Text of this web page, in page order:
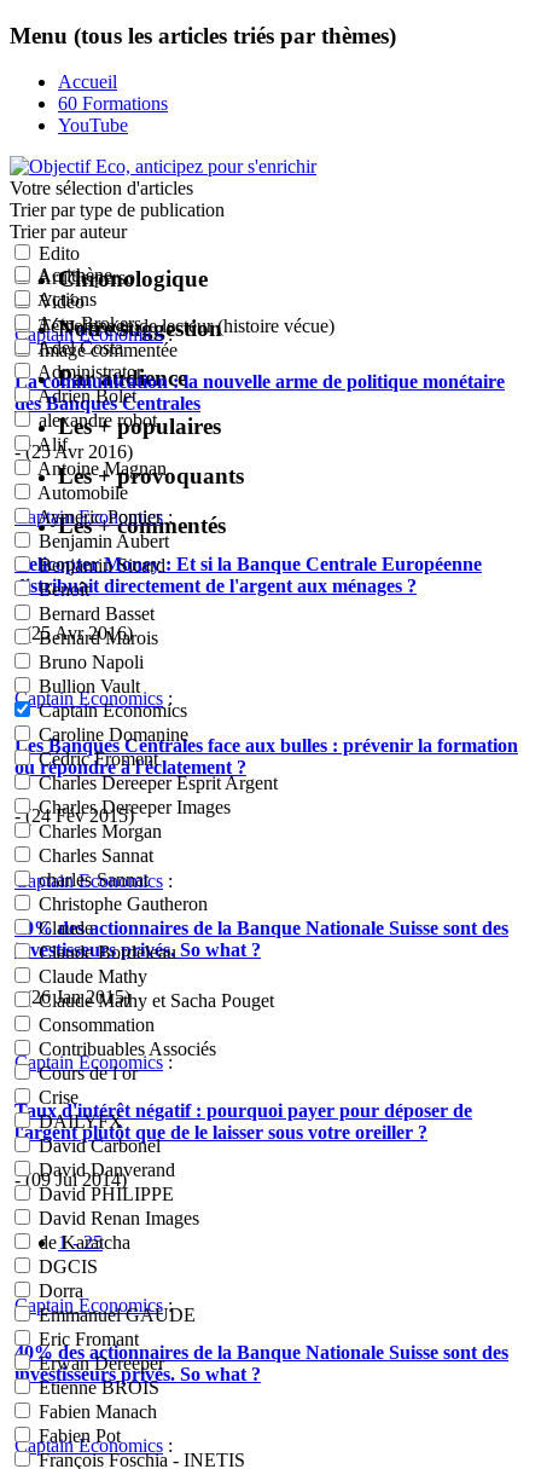
Menu (tous les articles triés par thèmes)
Accueil
60 Formations
YouTube
Votre sélection d'articles
Trier par type de publication
Edito
Article perso
Vidéo
Témoignage de lecteur (histoire vécue)
Image commentée
Trier par auteur
Acrithène
Actions
Actu-Brokers
Adel Costa
Administrator
Adrien Bolet
alexandre robot
Alif
Antoine Magnan
Automobile
Aymeric Pontier
Benjamin Aubert
Benjamin Sicard
Benoît
Bernard Basset
Bernard Marois
Bruno Napoli
Bullion Vault
Captain Economics
Caroline Domanine
Cédric Froment
Charles Dereeper Esprit Argent
Charles Dereeper Images
Charles Morgan
Charles Sannat
charles Sannat
Christophe Gautheron
Claude
Claude Bordeleau
Claude Mathy
Claude Mathy et Sacha Pouget
Consommation
Contribuables Associés
Cours de l or
Crise
DAILYFX
David Carbonel
David Danverand
David PHILIPPE
David Renan Images
de Karatcha
DGCIS
Dorra
Emmanuel GAUDE
Eric Fromant
Erwan Dereeper
Etienne BROIS
Fabien Manach
Fabien Pot
François Foschia - INETIS
Chronologique
Notre suggestion
Par audience
Les + populaires
Les + provoquants
Les + commentés
Captain Economics:
La communication : la nouvelle arme de politique monétaire
des Banques Centrales
- (25 Avr 2016)
Captain Economics :
Helicopter Money : Et si la Banque Centrale Européenne
distribuait directement de l'argent aux ménages ?
- (25 Avr 2016)
Captain Economics :
Les Banques Centrales face aux bulles : prévenir la formation
ou répondre à l'éclatement ?
- (24 Fév 2015)
Captain Economics :
40% des actionnaires de la Banque Nationale Suisse sont des
investisseurs privés. So what ?
- (26 Jan 2015)
Captain Economics:
Taux d'intérêt négatif : pourquoi payer pour déposer de
l'argent plutôt que de le laisser sous votre oreiller ?
- (09 Jui 2014)
1 - 25
Captain Economics:
40% des actionnaires de la Banque Nationale Suisse sont des
investisseurs privés. So what ?
Captain Economics :